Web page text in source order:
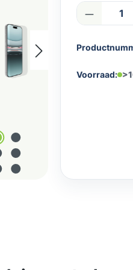
Voorraad: